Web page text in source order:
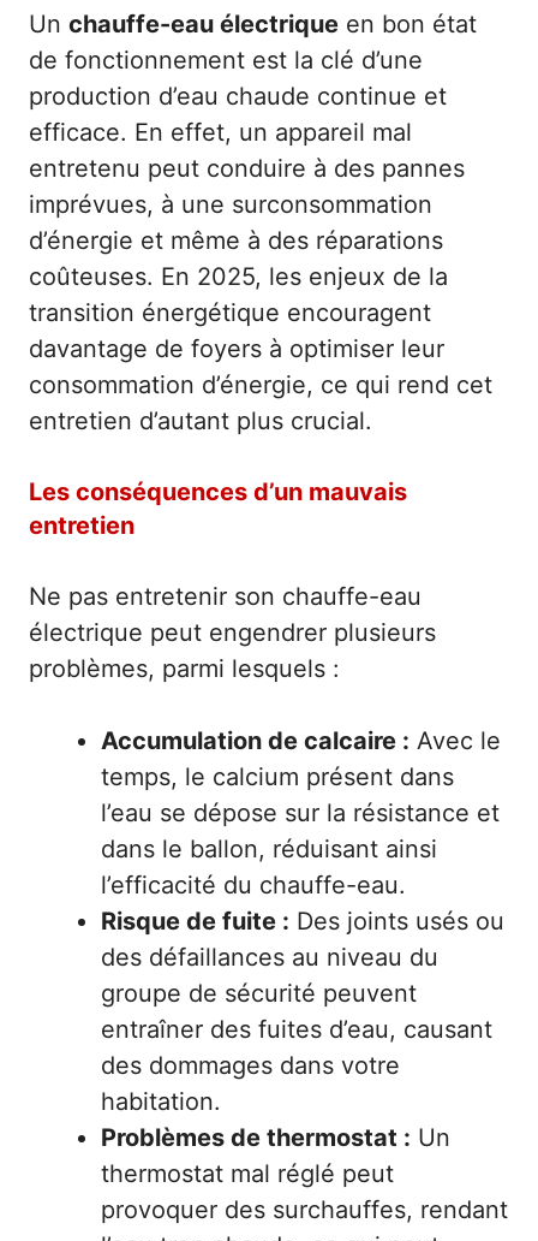
Un chauffe-eau électrique en bon état
de fonctionnement est la clé d’une
production d’eau chaude continue et
efficace. En effet, un appareil mal
entretenu peut conduire à des pannes
imprévues, à une surconsommation
d’énergie et même à des réparations
coûteuses. En 2025, les enjeux de la
transition énergétique encouragent
davantage de foyers à optimiser leur
consommation d’énergie, ce qui rend cet
entretien d’autant plus crucial.
Les conséquences d’un mauvais
entretien
Ne pas entretenir son chauffe-eau
électrique peut engendrer plusieurs
problèmes, parmi lesquels :
Accumulation de calcaire : Avec le
temps, le calcium présent dans
l’eau se dépose sur la résistance et
dans le ballon, réduisant ainsi
l’efficacité du chauffe-eau.
Risque de fuite : Des joints usés ou
des défaillances au niveau du
groupe de sécurité peuvent
entraîner des fuites d’eau, causant
des dommages dans votre
habitation.
Problèmes de thermostat : Un
thermostat mal réglé peut
provoquer des surchauffes, rendant